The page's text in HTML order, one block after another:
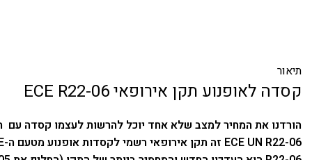
תיאור
קסדה לאופנוע תקן אירופאי ECE R22-06
הורדנו את המחיר למצב שלא אחד יוכל להרשות לעצמו קסדה
ECE UN R22-06 זה תקן אירופאי רשמי לקסדות אופנוע מטעם ה-UNECE (האומות המאוחדות).